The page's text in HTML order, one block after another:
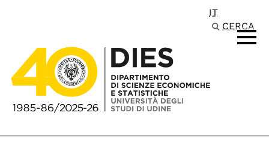
IT
CERCA